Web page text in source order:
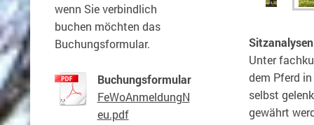
Unter
dem Pferd
selbst
gewährt
wenn Sie verbindlich
buchen möchten das
Buchungsformular.
Buchungsformular
FeWoAnmeldungN
eu.pdf